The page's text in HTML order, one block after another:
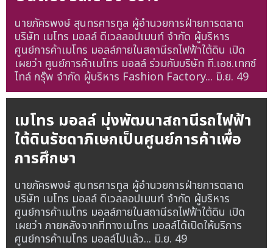
นายภัครพงษ์ สุนทรศารทูล ผู้อำนวยการฝ่ายการตลาด
บริษัท เมโทร มอลล์ ดีเวลลอปเมนท์ จำกัด ผู้บริหาร
ศูนย์การค้าเมโทร มอลล์ภายในสถานีรถไฟฟ้าใต้ดิน เปิด
เผยว่า ศูนย์การค้าเมโทร มอลล์ ร่วมกับบริษัท ที.เอช.เทกซ์
ไทล์ กรุ๊พ จำกัด ผู้บริหาร Fashion Factory... มิ.ย. 49
เมโทร มอลล์ มุ่งพัฒนาสถานีรถไฟฟ้า
ใต้ดินรัชดาภิเษกเป็นศูนย์การค้าเพื่อ
การศึกษา
นายภัครพงษ์ สุนทรศารทูล ผู้อำนวยการฝ่ายการตลาด
บริษัท เมโทร มอลล์ ดีเวลลอปเมนท์ จำกัด ผู้บริหาร
ศูนย์การค้าเมโทร มอลล์ภายในสถานีรถไฟฟ้าใต้ดิน เปิด
เผยว่า ภายหลังจากที่ทางเมโทร มอลล์ได้เปิดให้บริการ
ศูนย์การค้าเมโทร มอลล์ไปแล้ว... มิ.ย. 49